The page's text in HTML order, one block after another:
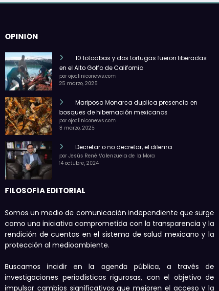
OPINIÓN
10 totoabas y dos tortugas fueron liberadas
en el Alto Golfo de California
por ojocliniconews.com
25 marzo, 2025
Mariposa Monarca duplica presencia en
bosques de hibernación mexicanos
por ojocliniconews.com
8 marzo, 2025
Decretar o no decretar, el dilema
por Jesús René Valenzuela de la Mora
14 octubre, 2024
FILOSOFÍA EDITORIAL
Somos un medio de comunicación independiente que surge
como una iniciativa comprometida con la transparencia y la
rendición de cuentas en el sistema de salud mexicano y la
protección al medioambiente.
Buscamos incidir en la agenda pública, a través de
investigaciones periodísticas rigurosas, con el objetivo de
impulsar cambios significativos que mejoren el acceso y la